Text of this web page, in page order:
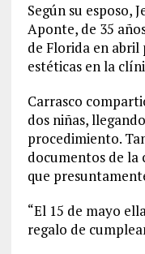
Según su esposo,
Aponte, de 35
de Florida en abril
estéticas en la
Carrasco
dos niñas,
procedimiento.
documentos de la
que
“El 15 de mayo
regalo de